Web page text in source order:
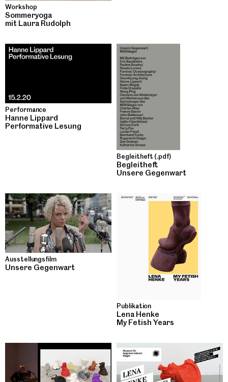
Workshop
Sommeryoga
mit Laura Rudolph
Performance
Hanne Lippard
Performative Lesung
Begleitheft (.pdf)
Begleitheft
Unsere Gegenwart
Ausstellungsfilm
Unsere Gegenwart
Publikation
Lena Henke
My Fetish Years